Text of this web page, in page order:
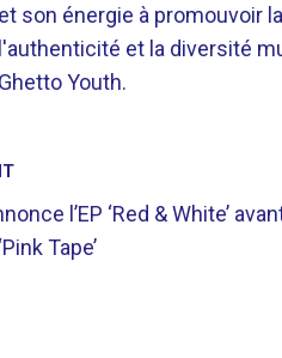
et son énergie à promouvoir
l'authenticité et la diversité
Ghetto Youth.
l’EP ‘Red & White’
Tape’